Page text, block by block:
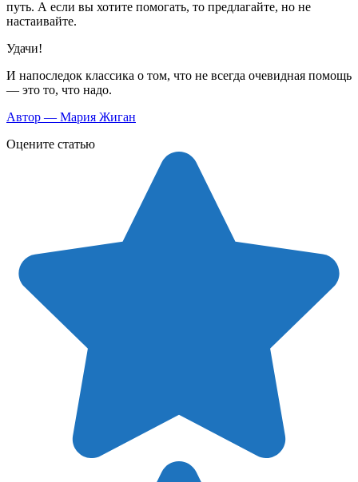
путь. А если вы хотите помогать, то предлагайте, но не
настаивайте.
Удачи!
И напоследок классика о том, что не всегда очевидная помощь
— это то, что надо.
Автор — Мария Жиган
Оцените статью